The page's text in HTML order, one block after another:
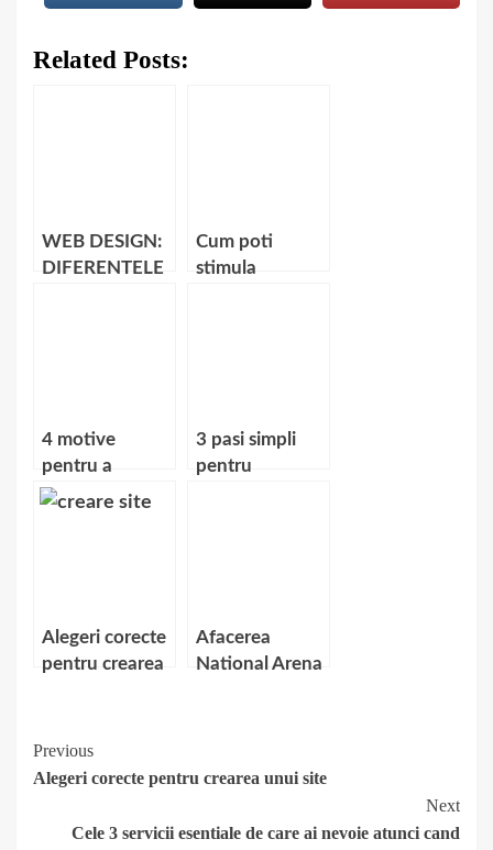
Related Posts:
WEB DESIGN:
DIFERENTELE
Cum poti
stimula
4 motive
pentru a
promova un
3 pasi simpli
pentru
Alegeri corecte
pentru crearea
Afacerea
National Arena
Continue
Reading
Previous
Alegeri corecte pentru crearea unui site
Next
Cele 3 servicii esentiale de care ai nevoie atunci cand